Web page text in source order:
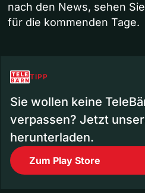
nach den News, sehen
für die kommenden Tage.
TIPP
Sie wollen keine
verpassen? Jetzt
herunterladen.
Zum Play Store